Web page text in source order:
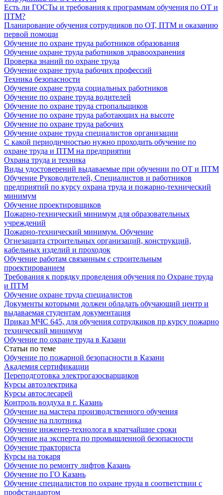
Есть ли ГОСТы и требования к программам обучения по ОТ и
ПТМ?
Планирование обучения сотрудников по ОТ, ПТМ и оказанию
первой помощи
Обучение по охране труда работников образования
Обучение охране труда работников здравоохранения
Проверка знаний по охране труда
Обучение охране труда рабочих профессий
Техника безопасности
Обучение охране труда социальных работников
Обучение по охране труда водителей
Обучение по охране труда стропальщиков
Обучение по охране труда работающих на высоте
Обучение по охране труда рабочих
Обучение охране труда специалистов организации
С какой периодичностью нужно проходить обучение по
охране труда и ПТМ на предприятии
Охрана труда и техника
Виды удостоверений выдаваемые при обучении по ОТ и ПТМ
Обучение Руководителей, Специалистов и работников
предприятий по курсу охрана труда и пожарно-технический
минимум
Обучение проектировщиков
Пожарно-технический минимум для образовательных
учреждений
Пожарно-технический минимум. Обучение
Огнезащита строительных организаций, конструкций,
кабельных изделий и проходок
Обучение работам связанным с строительным
проектированием
Требования к порядку проведения обучения по Охране труда
и ПТМ
Обучение охране труда специалистов
Документы которыми должен обладать обучающий центр и
выдаваемая студентам документация
Приказ МЧС 645, для обучения сотрудкиков пр курсу пожарно
технический минимум
Обучение по охране труда в Казани
Статьи по теме
Обучение по пожарной безопасности в Казани
Академия сертификации
Переподготовка электрогазосварщиков
Курсы автоэлектрика
Курсы автослесарей
Контроль воздуха в г. Казань
Обучение на мастера производственного обучения
Обучение на плотника
Обучение инженер-технолога в кратчайшие сроки
Обучение на эксперта по промышленной безопасности
Обучение тракториста
Курсы на токаря
Обучение по ремонту лифтов Казань
Обучение по ГО Казань
Обучение специалистов по охране труда в соответствии с
профстандартом